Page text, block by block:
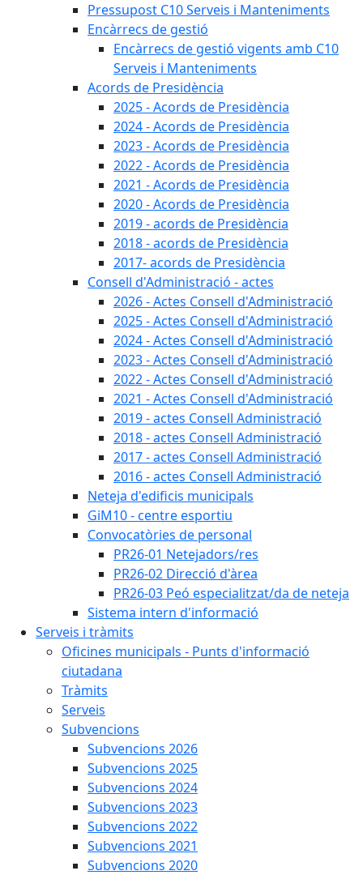
Pressupost C10 Serveis i Manteniments
Encàrrecs de gestió
Encàrrecs de gestió vigents amb C10
Serveis i Manteniments
Acords de Presidència
2025 - Acords de Presidència
2024 - Acords de Presidència
2023 - Acords de Presidència
2022 - Acords de Presidència
2021 - Acords de Presidència
2020 - Acords de Presidència
2019 - acords de Presidència
2018 - acords de Presidència
2017- acords de Presidència
Consell d'Administració - actes
2026 - Actes Consell d'Administració
2025 - Actes Consell d'Administració
2024 - Actes Consell d'Administració
2023 - Actes Consell d'Administració
2022 - Actes Consell d'Administració
2021 - Actes Consell d'Administració
2019 - actes Consell Administració
2018 - actes Consell Administració
2017 - actes Consell Administració
2016 - actes Consell Administració
Neteja d'edificis municipals
GiM10 - centre esportiu
Convocatòries de personal
PR26-01 Netejadors/res
PR26-02 Direcció d'àrea
PR26-03 Peó especialitzat/da de neteja
Sistema intern d'informació
Serveis i tràmits
Oficines municipals - Punts d'informació
ciutadana
Tràmits
Serveis
Subvencions
Subvencions 2026
Subvencions 2025
Subvencions 2024
Subvencions 2023
Subvencions 2022
Subvencions 2021
Subvencions 2020